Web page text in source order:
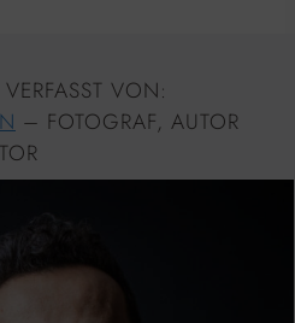
VON:
– FOTOGRAF, AUTOR